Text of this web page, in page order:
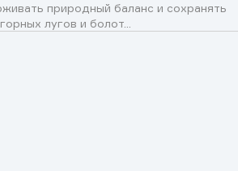
природный баланс и сохранять
лугов и болот...